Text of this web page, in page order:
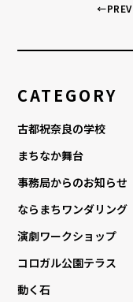
←PREV
CATEGORY
古都祝奈良の学校
まちなか舞台
事務局からのお知らせ
ならまちワンダリング
演劇ワークショップ
コロガル公園テラス
動く石